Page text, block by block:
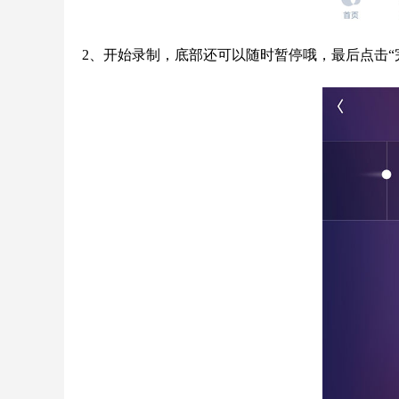
2、开始录制，底部还可以随时暂停哦，最后点击“